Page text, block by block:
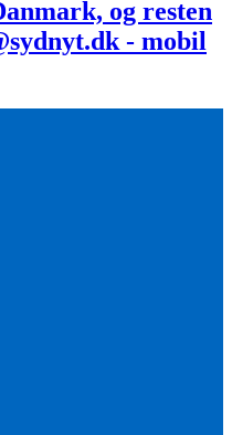
og resten
- mobil